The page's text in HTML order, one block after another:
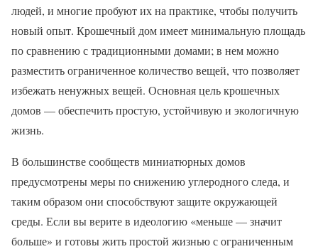
людей, и многие пробуют их на практике, чтобы получить
новый опыт. Крошечный дом имеет минимальную площадь
по сравнению с традиционными домами; в нем можно
разместить ограниченное количество вещей, что позволяет
избежать ненужных вещей. Основная цель крошечных
домов — обеспечить простую, устойчивую и экологичную
жизнь.
В большинстве сообществ миниатюрных домов
предусмотрены меры по снижению углеродного следа, и
таким образом они способствуют защите окружающей
среды. Если вы верите в идеологию «меньше — значит
больше» и готовы жить простой жизнью с ограниченным